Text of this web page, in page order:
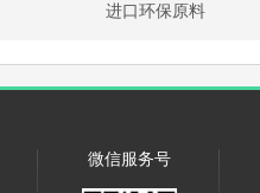
进口环保原料
微信服务号